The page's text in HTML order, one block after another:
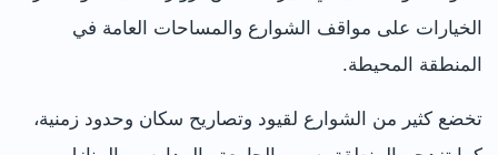
الخيارات على مواقف الشوارع والمساحات العامة في
المنطقة المحيطة.
تخضع كثير من الشوارع لقيود وتصاريح سكان وحدود زمنية،